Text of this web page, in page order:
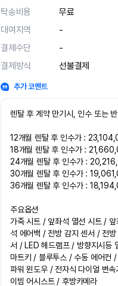
탁송비용
무료
대여지역
-
결제수단
-
결제방식
선불결제
추가 코멘트
렌탈 후 계약 만기시, 인수 또는
12개월 렌탈 후 인수가 :
18개월 렌탈 후 인수가 :
24개월 렌탈 후 인수가 :
30개월 렌탈 후 인수가 :
36개월 렌탈 후 인수가 :
주요옵션
가죽 시트 / 앞좌석 열선 시트 /
석 에어백 / 전방 감지 센서 / 전
서 / LED 헤드램프 / 방향지시등
마트키 / 블루투스 / 수동 에어컨
파워 윈도우 / 전자식 다이얼 변
이빔 어시스트 / 후방카메라